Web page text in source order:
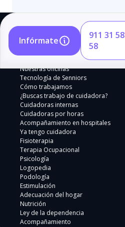
Infórmate
911 31 58
58
Nuestras oficinas
Tecnología de Senniors
Cómo trabajamos
¿Buscas trabajo de cuidadora?
Cuidadoras internas
Cuidadoras por horas
Acompañamiento en hospitales
Ya tengo cuidadora
Fisioterapia
Terapia Ocupacional
Psicología
Logopedia
Podología
Estimulación
Adecuación del hogar
Nutrición
Ley de la dependencia
Acompañamiento